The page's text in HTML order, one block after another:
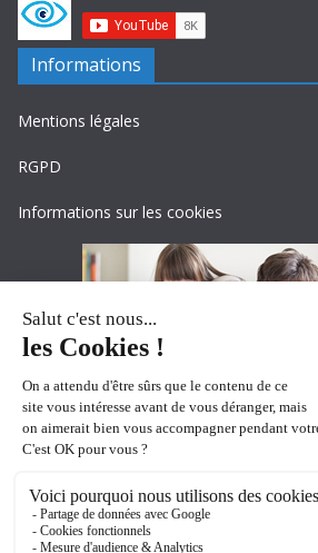
Informations
Mentions légales
RGPD
Informations sur les cookies